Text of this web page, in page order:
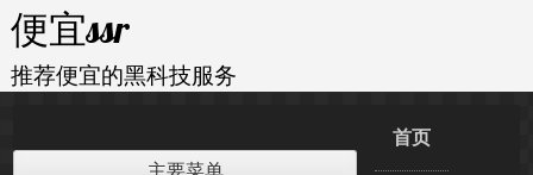
内
容
便宜ssr
推荐便宜的黑科技服务
首页